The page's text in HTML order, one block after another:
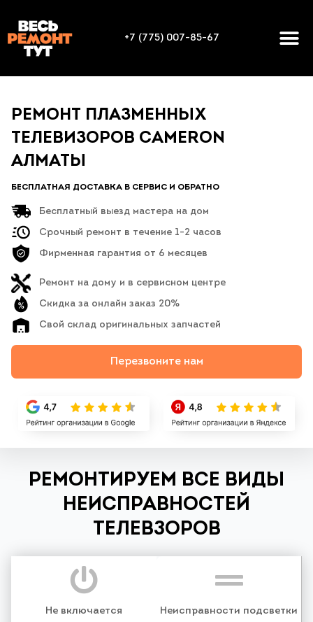
+7 (775) 007-85-67
РЕМОНТ ПЛАЗМЕННЫХ
ТЕЛЕВИЗОРОВ CAMERON
АЛМАТЫ
БЕСПЛАТНАЯ ДОСТАВКА В СЕРВИС И ОБРАТНО
Бесплатный выезд мастера на дом
Срочный ремонт в течение 1-2 часов
Фирменная гарантия от 6 месяцев
Ремонт на дому и в сервисном центре
Скидка за онлайн заказ 20%
Свой склад оригинальных запчастей
Перезвоните нам
РЕМОНТИРУЕМ ВСЕ ВИДЫ
НЕИСПРАВНОСТЕЙ
ТЕЛЕВЗОРОВ
Не включается Неисправности подсветки